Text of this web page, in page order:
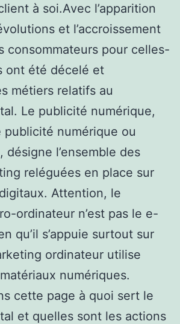
à soi.Avec l’apparition
et l’accroissement
consommateurs pour celles-
ont été décelé et
métiers relatifs au
Le publicité numérique,
publicité numérique ou
désigne l’ensemble des
reléguées en place sur
Attention, le
ordinateur n’est pas le e-
qu’il s’appuie surtout sur
ordinateur utilise
numériques.
cette page à quoi sert le
et quelles sont les actions